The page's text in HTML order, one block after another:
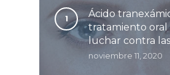
Ácido
tratamiento oral
luchar contra
noviembre 11, 2020